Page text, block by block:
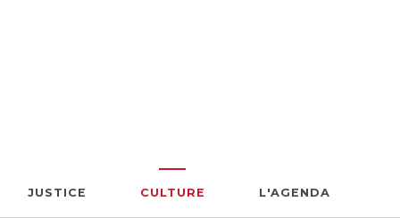
JUSTICE CULTURE L'AGENDA